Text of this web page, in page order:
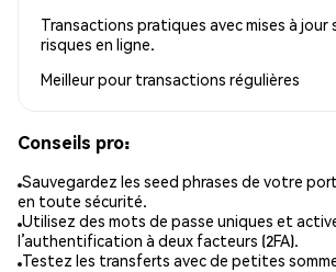
Transactions pratiques avec mises à jour
risques en ligne.
Meilleur pour transactions régulières
Conseils pro:
Sauvegardez les seed phrases de votre
en toute sécurité.
Utilisez des mots de passe uniques et
l’authentification à deux facteurs (2FA).
Testez les transferts avec de petites